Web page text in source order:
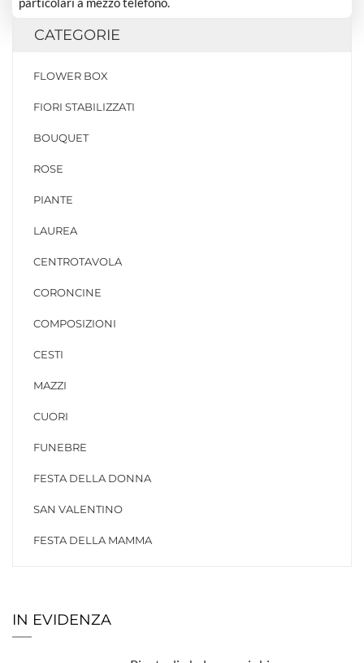
CATEGORIE
FLOWER BOX
FIORI STABILIZZATI
BOUQUET
ROSE
PIANTE
LAUREA
CENTROTAVOLA
CORONCINE
COMPOSIZIONI
CESTI
MAZZI
CUORI
FUNEBRE
FESTA DELLA DONNA
SAN VALENTINO
FESTA DELLA MAMMA
IN EVIDENZA